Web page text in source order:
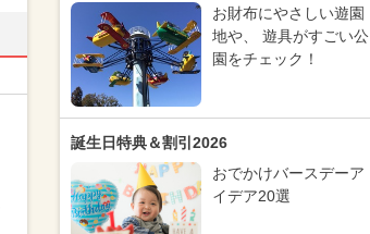
お財布にやさしい遊園
地や、 遊具がすごい公
園をチェック！
誕生日特典＆割引2026
おでかけバースデーア
イデア20選